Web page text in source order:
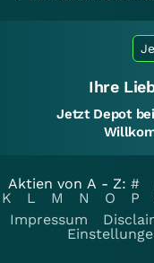
Ihre
Jetzt Depot
Aktien von A - Z: #
K
L M N O P
Impressum